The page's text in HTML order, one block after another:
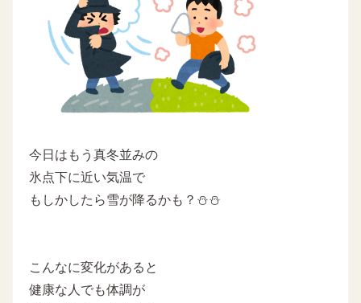
今日はもう真冬並みの
氷点下に近い気温で
もしかしたら雪が降るかも？⛄⛄
こんなに変化があると
健康な人でも体調が